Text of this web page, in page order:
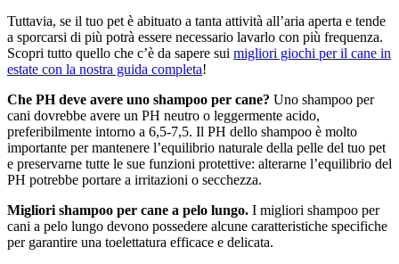
Tuttavia, se il tuo pet è abituato a tanta attività all’aria aperta e tende
a sporcarsi di più potrà essere necessario lavarlo con più frequenza.
Scopri tutto quello che c’è da sapere sui migliori giochi per il cane in
estate con la nostra guida completa!
Che PH deve avere uno shampoo per cane? Uno shampoo per
cani dovrebbe avere un PH neutro o leggermente acido,
preferibilmente intorno a 6,5-7,5. Il PH dello shampoo è molto
importante per mantenere l’equilibrio naturale della pelle del tuo pet
e preservarne tutte le sue funzioni protettive: alterarne l’equilibrio del
PH potrebbe portare a irritazioni o secchezza.
Migliori shampoo per cane a pelo lungo. I migliori shampoo per
cani a pelo lungo devono possedere alcune caratteristiche specifiche
per garantire una toelettatura efficace e delicata.